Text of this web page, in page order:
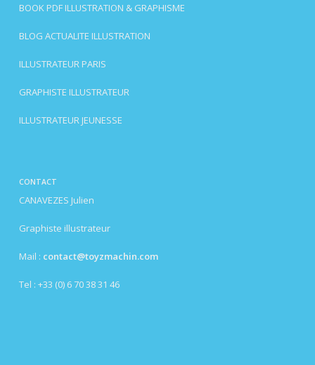
BOOK PDF ILLUSTRATION & GRAPHISME
BLOG ACTUALITE ILLUSTRATION
ILLUSTRATEUR PARIS
GRAPHISTE ILLUSTRATEUR
ILLUSTRATEUR JEUNESSE
CONTACT
CANAVEZES Julien
Graphiste illustrateur
Mail : contact@toyzmachin.com
Tel : +33 (0) 6 70 38 31 46